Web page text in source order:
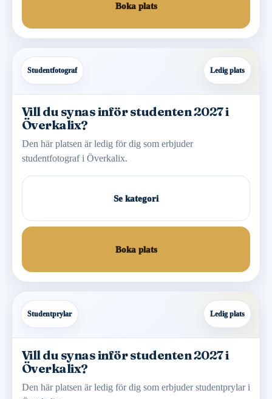
Boka plats
Studentfotograf Ledig plats
Vill du synas inför studenten 2027 i
Överkalix?
Den här platsen är ledig för dig som erbjuder
studentfotograf i Överkalix.
Se kategori
Boka plats
Studentprylar Ledig plats
Vill du synas inför studenten 2027 i
Överkalix?
Den här platsen är ledig för dig som erbjuder studentprylar i